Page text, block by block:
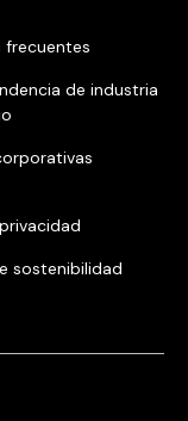
frecuentes
de industria
sostenibilidad